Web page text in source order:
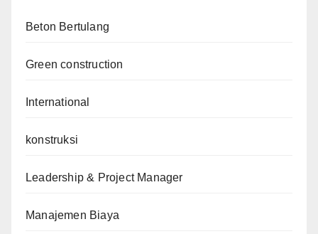
Beton Bertulang
Green construction
International
konstruksi
Leadership & Project Manager
Manajemen Biaya